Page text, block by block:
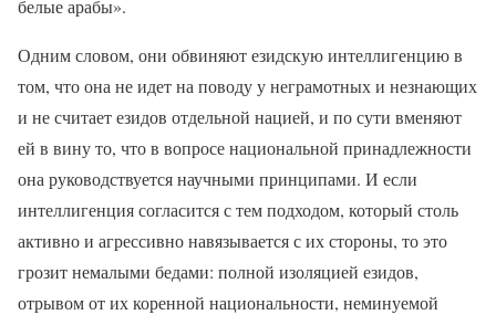
белые арабы».
Одним словом, они обвиняют езидскую интеллигенцию в
том, что она не идет на поводу у неграмотных и незнающих
и не считает езидов отдельной нацией, и по сути вменяют
ей в вину то, что в вопросе национальной принадлежности
она руководствуется научными принципами. И если
интеллигенция согласится с тем подходом, который столь
активно и агрессивно навязывается с их стороны, то это
грозит немалыми бедами: полной изоляцией езидов,
отрывом от их коренной национальности, неминуемой